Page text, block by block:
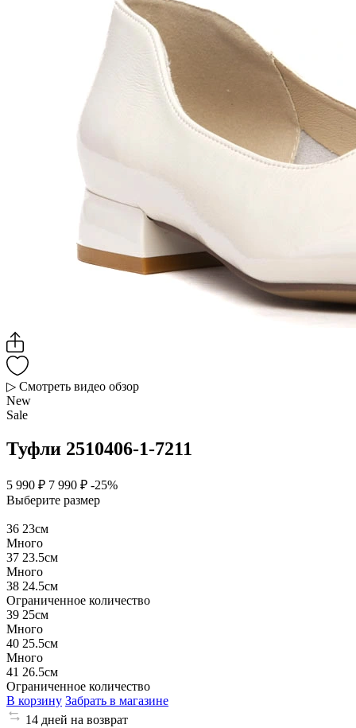
▷ Смотреть видео обзор
New
Sale
Туфли 2510406-1-7211
5 990 ₽ 7 990 ₽ -25%
Выберите размер
36 23см
Много
37 23.5см
Много
38 24.5см
Ограниченное количество
39 25см
Много
40 25.5см
Много
41 26.5см
Ограниченное количество
В корзину Забрать в магазине
14 дней на возврат